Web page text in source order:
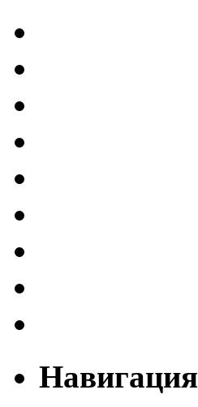
Навигация